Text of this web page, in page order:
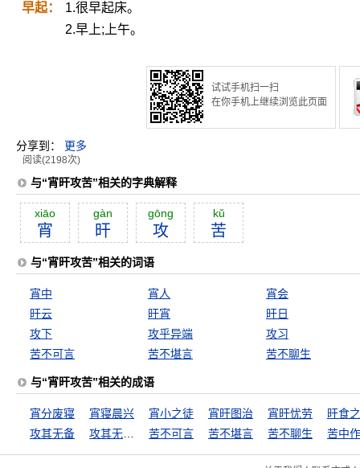
早起：
1.很早起床。
2.早上;上午。
试试手机扫一扫
在你手机上继续浏览此页面
分享到： 更多
阅读(2198次)
与“宵旰攻苦”相关的字典解释
xiāo
宵
gàn
旰
gōng
攻
kŭ
苦
与“宵旰攻苦”相关的词语
宵中 宵人
宵会
旰云
旰宵
旰日
攻下
攻乎异端
攻习
苦不可言
苦不堪言 苦不聊生
与“宵旰攻苦”相关的成语
宵分废寝 宵寝晨兴 宵小之徒 宵旰图治 宵旰忧劳
旰食
攻其无备
苦不可言 苦不堪言 苦不聊生 苦中